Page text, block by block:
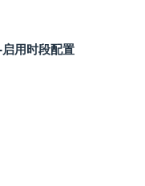
用时段配置